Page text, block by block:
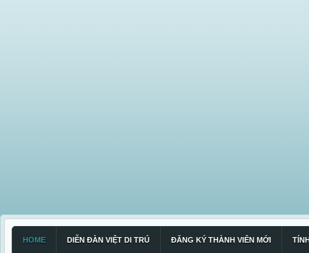
HOME DIỄN ĐÀN VIỆT DI TRÚ ĐĂNG KÝ THÀNH VIÊN MỚI